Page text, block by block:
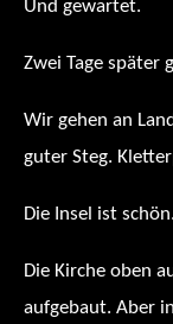
Und gewartet.
Zwei Tage später
Wir gehen an
guter Steg.
Die Insel ist
Die Kirche oben
aufgebaut. Aber